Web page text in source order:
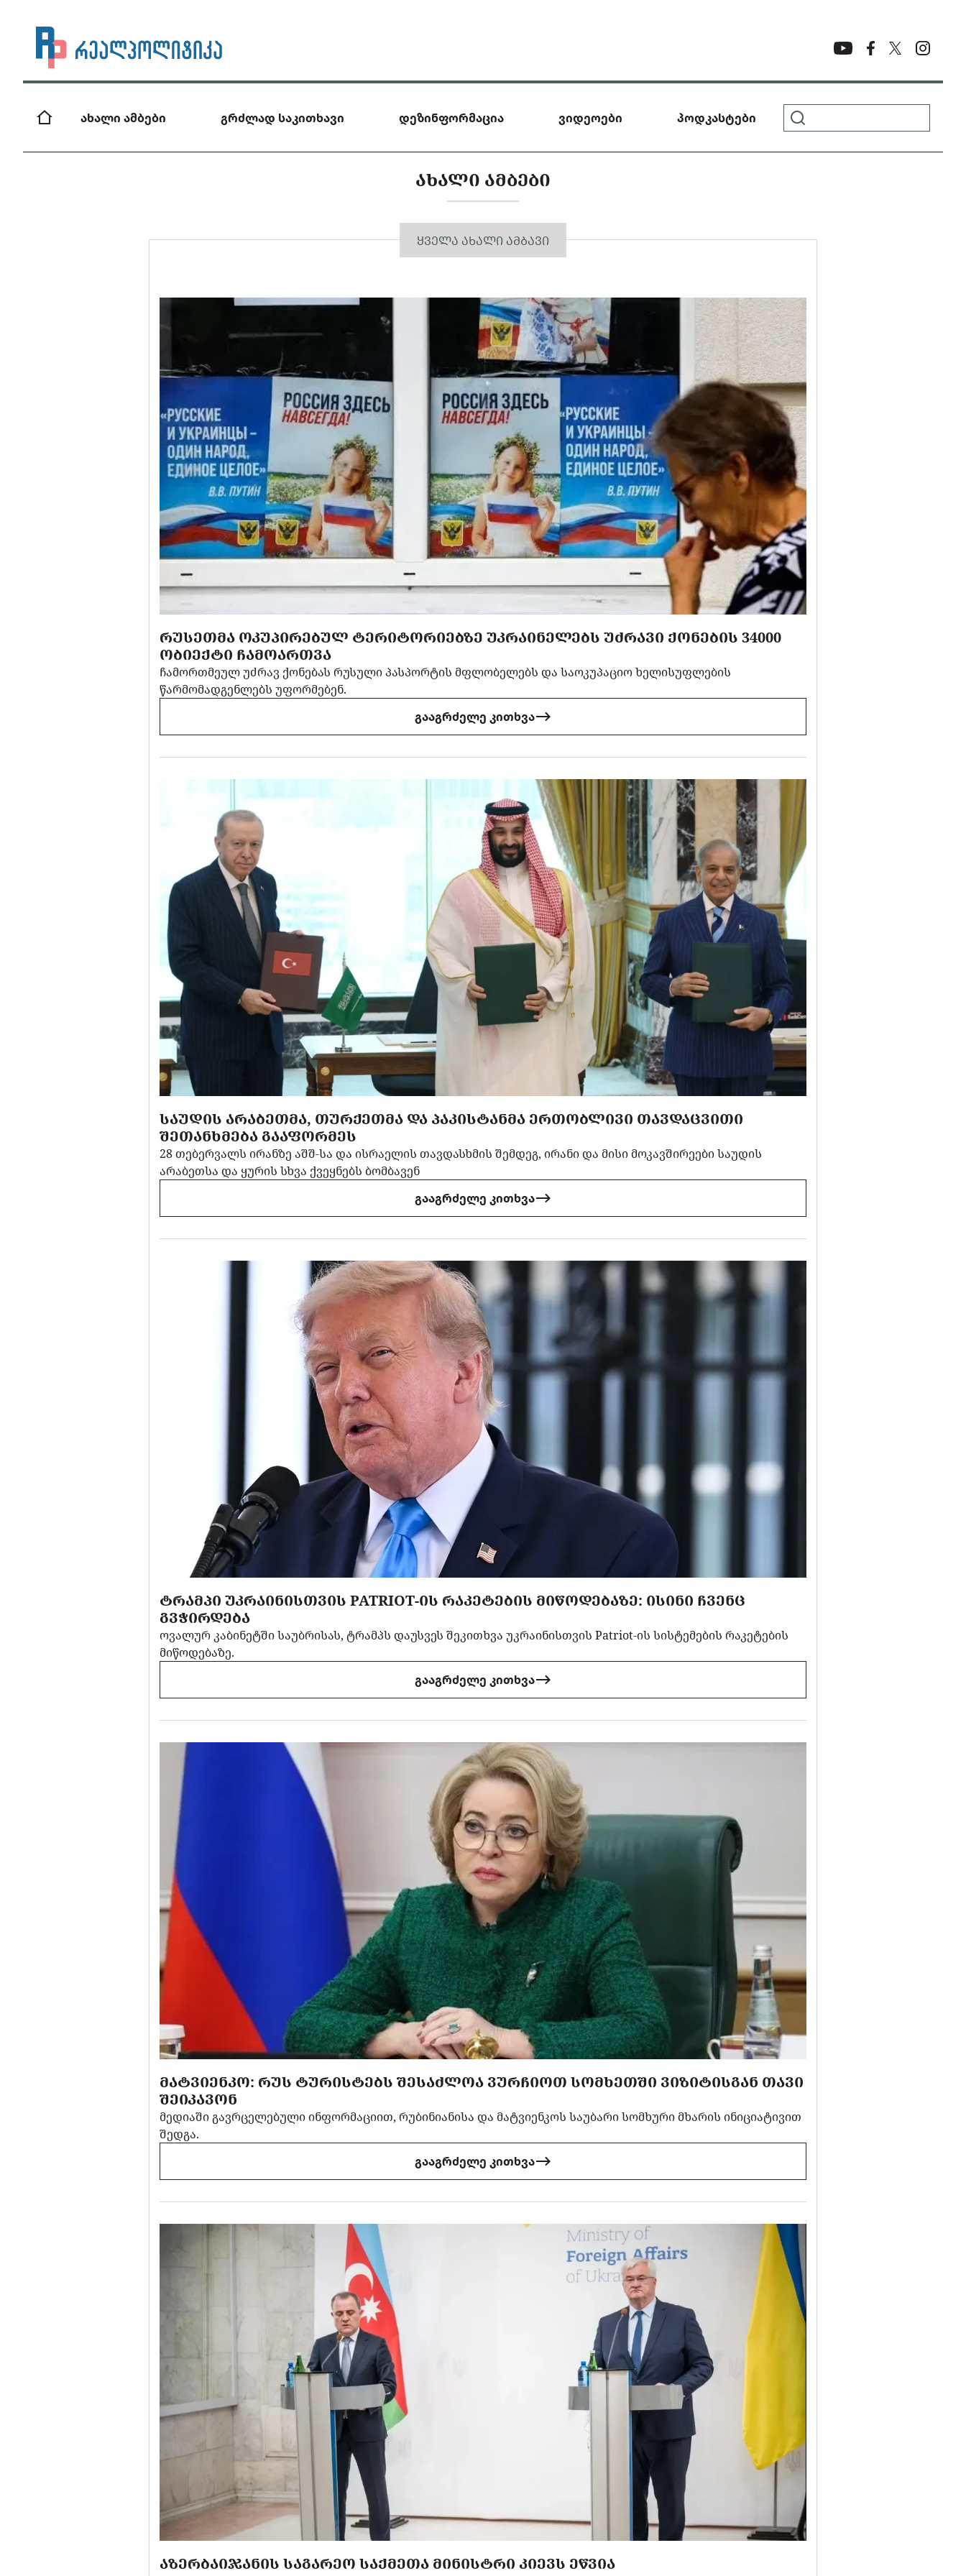
ახალი ამბები გრძლად საკითხავი დეზინფორმაცია ვიდეოები პოდკასტები
ᲐᲮᲐᲚᲘ ᲐᲛᲑᲔᲑᲘ
ᲧᲕᲔᲚᲐ ᲐᲮᲐᲚᲘ ᲐᲛᲑᲐᲕᲘ
ᲠᲣᲡᲔᲗᲛᲐ ᲝᲙᲣᲞᲘᲠᲔᲑᲣᲚ ᲢᲔᲠᲘᲢᲝᲠᲘᲔᲑᲖᲔ ᲣᲙᲠᲐᲘᲜᲔᲚᲔᲑᲡ ᲣᲫᲠᲐᲕᲘ ᲥᲝᲜᲔᲑᲘᲡ 34000
ᲝᲑᲘᲔᲥᲢᲘ ᲩᲐᲛᲝᲐᲠᲗᲕᲐ
ჩამორთმეულ უძრავ ქონებას რუსული პასპორტის მფლობელებს და საოკუპაციო ხელისუფლების
წარმომადგენლებს უფორმებენ.
გააგრძელე კითხვა
ᲡᲐᲣᲓᲘᲡ ᲐᲠᲐᲑᲔᲗᲛᲐ, ᲗᲣᲠᲥᲔᲗᲛᲐ ᲓᲐ ᲞᲐᲙᲘᲡᲢᲐᲜᲛᲐ ᲔᲠᲗᲝᲑᲚᲘᲕᲘ ᲗᲐᲕᲓᲐᲪᲕᲘᲗᲘ
ᲨᲔᲗᲐᲜᲮᲛᲔᲑᲐ ᲒᲐᲐᲤᲝᲠᲛᲔᲡ
28 თებერვალს ირანზე აშშ-სა და ისრაელის თავდასხმის შემდეგ, ირანი და მისი მოკავშირეები საუდის
არაბეთსა და ყურის სხვა ქვეყნებს ბომბავენ
გააგრძელე კითხვა
ᲢᲠᲐᲛᲞᲘ ᲣᲙᲠᲐᲘᲜᲘᲡᲗᲕᲘᲡ PATRIOT-ᲘᲡ ᲠᲐᲙᲔᲢᲔᲑᲘᲡ ᲛᲘᲬᲝᲓᲔᲑᲐᲖᲔ: ᲘᲡᲘᲜᲘ ᲩᲕᲔᲜᲪ
ᲒᲕᲭᲘᲠᲓᲔᲑᲐ
ოვალურ კაბინეტში საუბრისას, ტრამპს დაუსვეს შეკითხვა უკრაინისთვის Patriot-ის სისტემების რაკეტების
მიწოდებაზე.
გააგრძელე კითხვა
ᲛᲐᲢᲕᲘᲔᲜᲙᲝ: ᲠᲣᲡ ᲢᲣᲠᲘᲡᲢᲔᲑᲡ ᲨᲔᲡᲐᲫᲚᲝᲐ ᲕᲣᲠᲩᲘᲝᲗ ᲡᲝᲛᲮᲔᲗᲨᲘ ᲕᲘᲖᲘᲢᲘᲡᲒᲐᲜ ᲗᲐᲕᲘ
ᲨᲔᲘᲙᲐᲕᲝᲜ
მედიაში გავრცელებული ინფორმაციით, რუბინიანისა და მატვიენკოს საუბარი სომხური მხარის ინიციატივით
შედგა.
გააგრძელე კითხვა
ᲐᲖᲔᲠᲑᲐᲘᲯᲐᲜᲘᲡ ᲡᲐᲒᲐᲠᲔᲝ ᲡᲐᲥᲛᲔᲗᲐ ᲛᲘᲜᲘᲡᲢᲠᲘ ᲙᲘᲔᲕᲡ ᲔᲬᲕᲘᲐ